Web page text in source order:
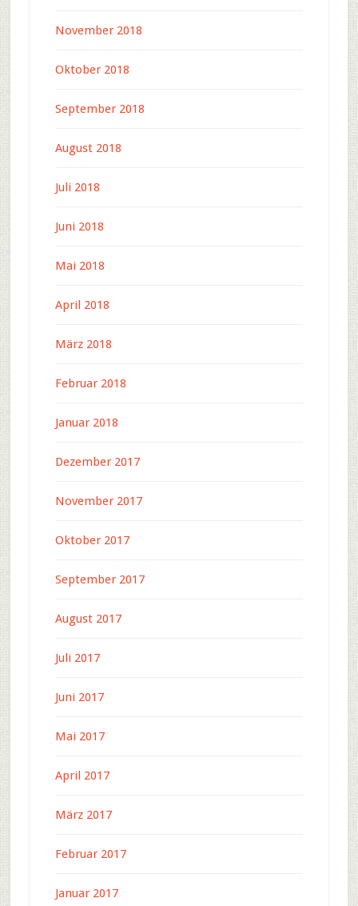
November 2018
Oktober 2018
September 2018
August 2018
Juli 2018
Juni 2018
Mai 2018
April 2018
März 2018
Februar 2018
Januar 2018
Dezember 2017
November 2017
Oktober 2017
September 2017
August 2017
Juli 2017
Juni 2017
Mai 2017
April 2017
März 2017
Februar 2017
Januar 2017